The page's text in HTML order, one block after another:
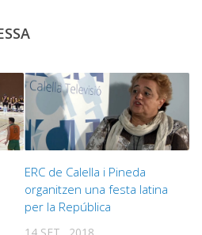
ERC de Calella i Pineda
organitzen una festa latina
per la República